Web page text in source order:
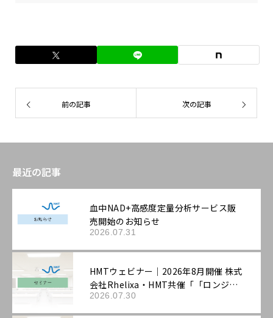
前の記事 次の記事
最近の記事
血中NAD+高感度定量分析サービス販
売開始のお知らせ
2026.07.31
HMTウェビナー｜2026年8月開催 株式
会社Rhelixa・HMT共催「「ロンジェ
ビティ」を科学する：最先端の抗老化
評価戦略」
2026.07.30